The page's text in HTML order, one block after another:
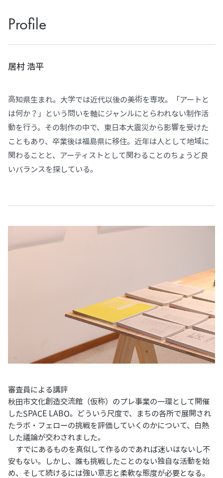
Profile
居村 浩平
高知県生まれ。大学では近代以後の美術を専攻。「アートと
は何か？」という問いを軸にジャンルにとらわれない制作活
動を行う。その制作の中で、東日本大震災から影響を受けた
こともあり、卒業後は福島県に移住。近年は人として地域に
関わることと、アーティストとして関わることのちょうど良
いバランスを探している。
審査員による講評
秋田市文化創造交流館（仮称）のプレ事業の一環として開催
したSPACE LABO。どういう尺度で、まちの各所で展開され
たラボ・フェローの挑戦を評価していくのかについて、白熱
した議論が交わされました。
すでにあるものを真似して作るのであれば迷いはないし不
安もない。しかし、誰も挑戦したことのない独自な活動を始
め、そして続けるには強い意志と柔軟な態度が必要となる。